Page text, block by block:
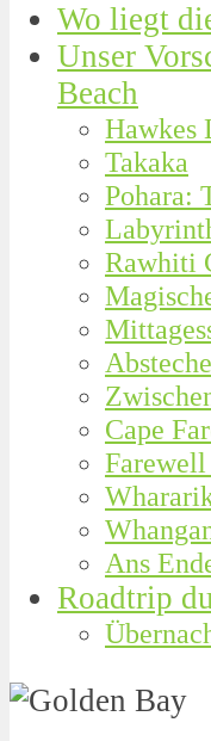
Wo liegt
Unser
Beach
Hawkes
Takaka
Pohara:
Rawhiti
Cape
Ans
Roadtrip